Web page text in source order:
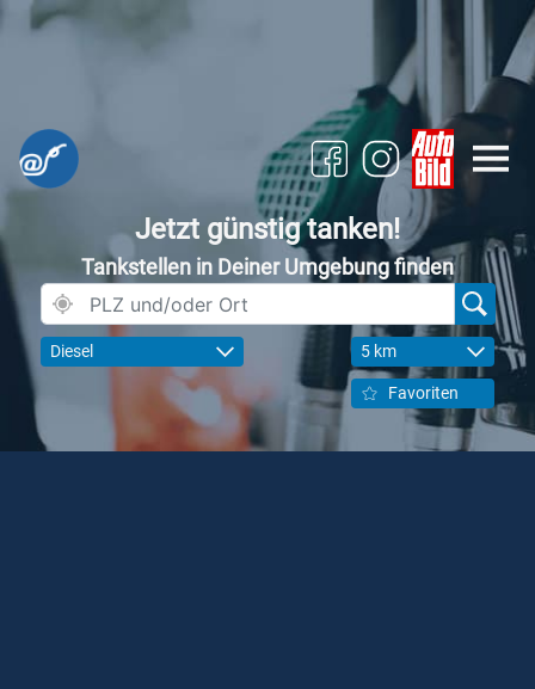
Jetzt günstig tanken!
Tankstellen in Deiner Umgebung finden
Diesel 5 km
Favoriten